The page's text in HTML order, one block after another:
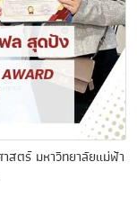
สตร์ มหาวิทยาลัยแม่ฟ้า